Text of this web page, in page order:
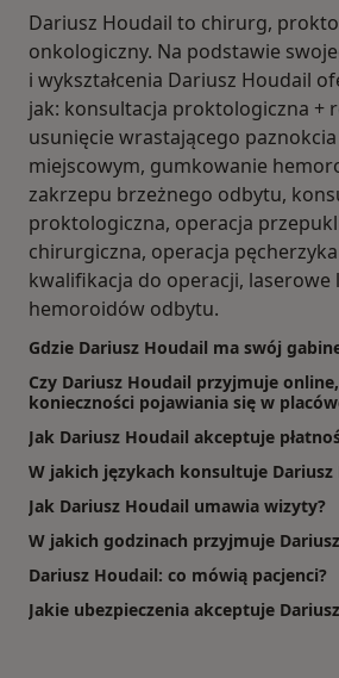
Dariusz Houdail to chirurg,
onkologiczny. Na podstawie
i wykształcenia Dariusz Houdail
jak: konsultacja proktologiczna +
usunięcie wrastającego
miejscowym, gumkowanie
zakrzepu brzeżnego odbytu,
proktologiczna, operacja
chirurgiczna, operacja
kwalifikacja do operacji, laserowe
hemoroidów odbytu.
Gdzie Dariusz Houdail ma swój
Czy Dariusz Houdail przyjmuje
konieczności pojawiania się w
Jak Dariusz Houdail akceptuje
W jakich językach konsultuje Dariusz
Jak Dariusz Houdail umawia wizyty?
W jakich godzinach przyjmuje
Dariusz Houdail: co mówią pacjenci?
Jakie ubezpieczenia akceptuje